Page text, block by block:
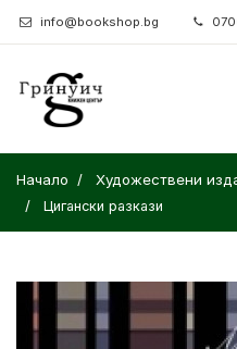
info@bookshop.bg
Начало Художествени
Цигански разкази